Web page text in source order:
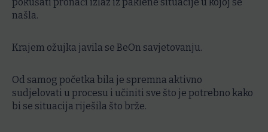
našla.
Krajem ožujka javila se BeOn savjetovanju.
Od samog početka bila je spremna aktivno
sudjelovati u procesu i učiniti sve što je potrebno kako
bi se situacija riješila što brže.